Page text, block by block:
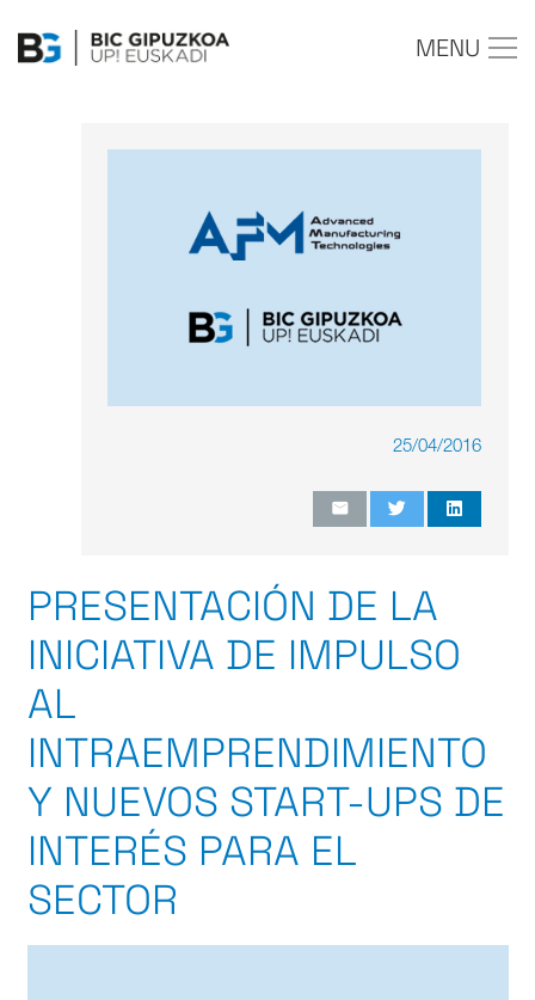
MENU
25/04/2016
PRESENTACIÓN DE LA
INICIATIVA DE IMPULSO
AL
INTRAEMPRENDIMIENTO
Y NUEVOS START-UPS DE
INTERÉS PARA EL
SECTOR